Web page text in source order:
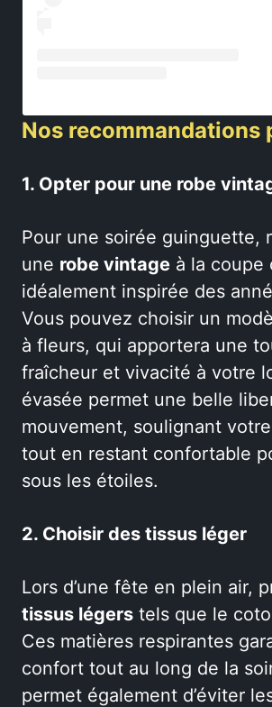
Nos recommandations
1. Opter pour une robe
Pour une soirée guinguette,
une robe vintage à la coupe
idéalement inspirée des
Vous pouvez choisir un
à fleurs, qui apportera une
fraîcheur et vivacité à votre
évasée permet une belle
mouvement, soulignant
tout en restant confortable
sous les étoiles.
2. Choisir des tissus léger
Lors d’une fête en plein air,
tissus légers tels que le
Ces matières respirantes
confort tout au long de la
permet également d’éviter